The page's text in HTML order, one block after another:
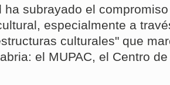
ha subrayado el
especialmente a
culturales" que
el MUPAC, el Centro